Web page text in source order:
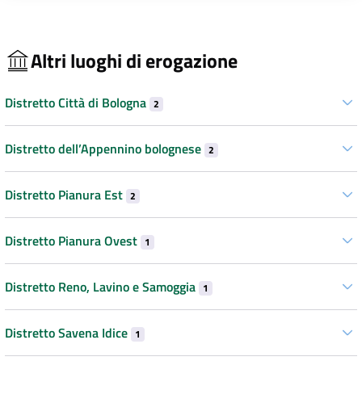
Altri luoghi di erogazione
Distretto Città di Bologna 2
Distretto dell’Appennino bolognese 2
Distretto Pianura Est 2
Distretto Pianura Ovest 1
Distretto Reno, Lavino e Samoggia 1
Distretto Savena Idice 1